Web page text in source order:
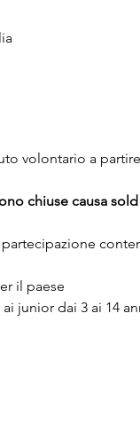
volontario a
chiuse causa
il paese
junior dai 3 ai 14